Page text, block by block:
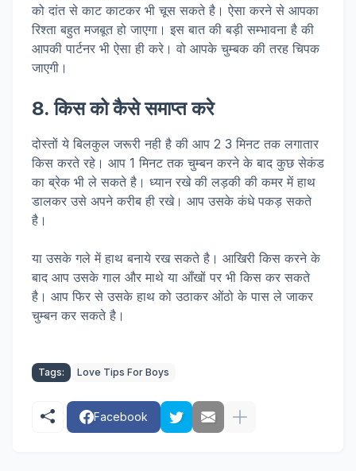
को दांत से काट काटकर भी चूस सकते है। ऐसा करने से आपका
रिश्ता बहुत मजबूत हो जाएगा। इस बात की बड़ी सम्भावना है की
आपकी पार्टनर भी ऐसा ही करे। वो आपके चुम्बक की तरह चिपक
जाएगी।
8. किस को कैसे समाप्त करे
दोस्तों ये बिलकुल जरूरी नही है की आप 2 3 मिनट तक लगातार
किस करते रहे। आप 1 मिनट तक चुम्बन करने के बाद कुछ सेकंड
का ब्रेक भी ले सकते है। ध्यान रखे की लड़की की कमर में हाथ
डालकर उसे अपने करीब ही रखे। आप उसके कंधे पकड़ सकते
है।
या उसके गले में हाथ बनाये रख सकते है। आखिरी किस करने के
बाद आप उसके गाल और माथे या आँखों पर भी किस कर सकते
है। आप फिर से उसके हाथ को उठाकर ओंठो के पास ले जाकर
चुम्बन कर सकते है।
Tags: Love Tips For Boys
Facebook